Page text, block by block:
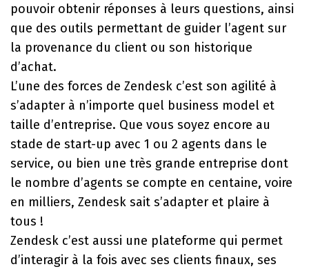
pouvoir obtenir réponses à leurs questions, ainsi
que des outils permettant de guider l’agent sur
la provenance du client ou son historique
d’achat.
L’une des forces de Zendesk c’est son agilité à
s’adapter à n’importe quel business model et
taille d’entreprise. Que vous soyez encore au
stade de start-up avec 1 ou 2 agents dans le
service, ou bien une très grande entreprise dont
le nombre d’agents se compte en centaine, voire
en milliers, Zendesk sait s’adapter et plaire à
tous !
Zendesk c’est aussi une plateforme qui permet
d’interagir à la fois avec ses clients finaux, ses